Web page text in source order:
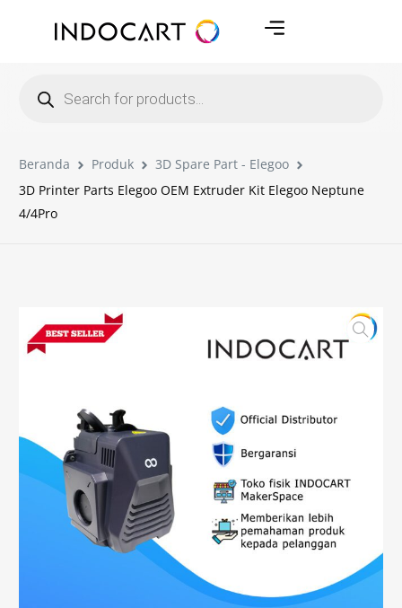
Beranda Produk
3D Spare Part - Elegoo
3D Printer Parts Elegoo OEM Extruder Kit Elegoo Neptune
4/4Pro